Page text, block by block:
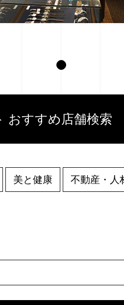
おすすめ店舗検索
美と健康 不動産・人